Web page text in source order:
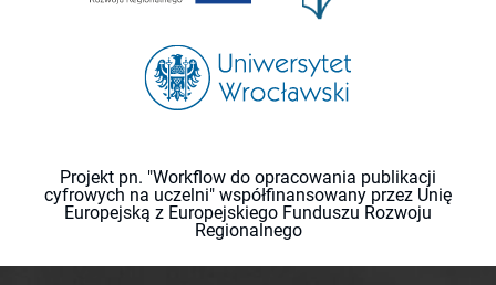
Projekt pn. "Workflow do opracowania publikacji
cyfrowych na uczelni" współfinansowany przez Unię
Europejską z Europejskiego Funduszu Rozwoju
Regionalnego